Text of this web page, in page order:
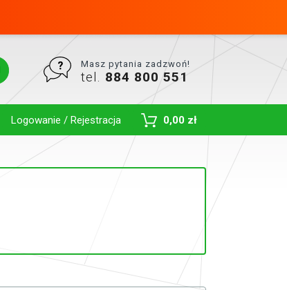
Masz pytania zadzwoń!
tel. 884 800 551
Logowanie / Rejestracja 0,00 zł